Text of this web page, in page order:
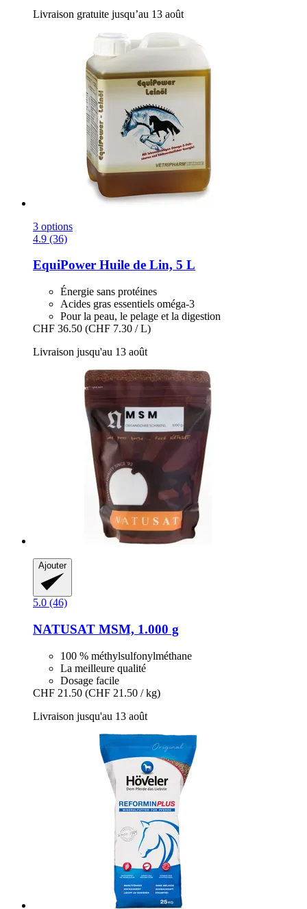
Livraison gratuite jusqu’au 13 août
3 options
4.9 (36)
EquiPower Huile de Lin, 5 L
Énergie sans protéines
Acides gras essentiels oméga-3
Pour la peau, le pelage et la digestion
CHF 36.50 (CHF 7.30 / L)
Livraison jusqu'au 13 août
Ajouter
5.0 (46)
NATUSAT MSM, 1.000 g
100 % méthylsulfonylméthane
La meilleure qualité
Dosage facile
CHF 21.50 (CHF 21.50 / kg)
Livraison jusqu'au 13 août